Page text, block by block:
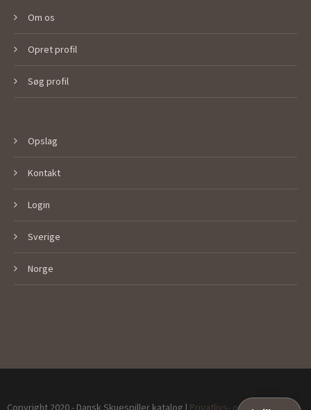
Om os
Opret profil
Søg profil
Opslag
Kontakt
Login
Sverige
Norge
Copyright 2020 - Dansk Skuespiller katalog | Privatlivs- og Cookiepolitik